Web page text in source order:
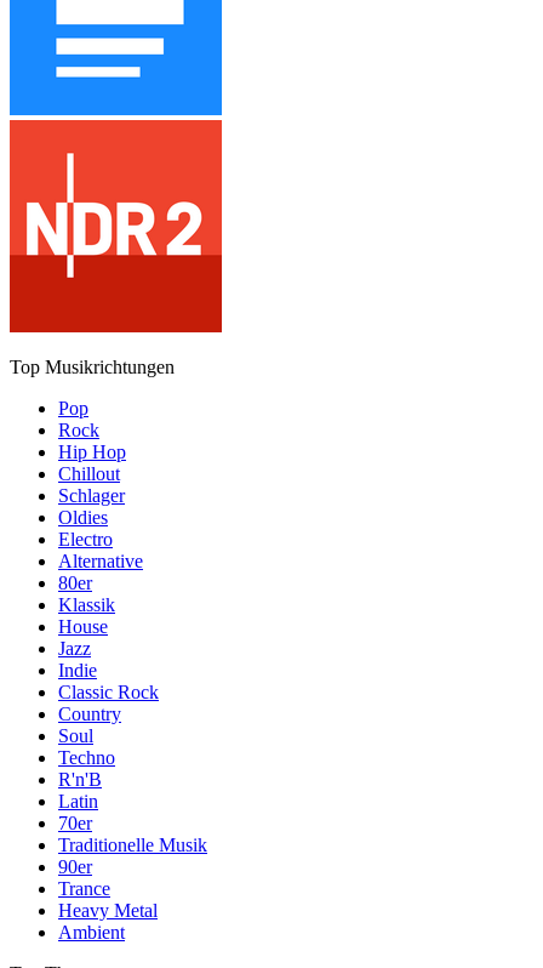
Top Musikrichtungen
Pop
Rock
Hip Hop
Chillout
Schlager
Oldies
Electro
Alternative
80er
Klassik
House
Jazz
Indie
Classic Rock
Country
Soul
Techno
R'n'B
Latin
70er
Traditionelle Musik
90er
Trance
Heavy Metal
Ambient